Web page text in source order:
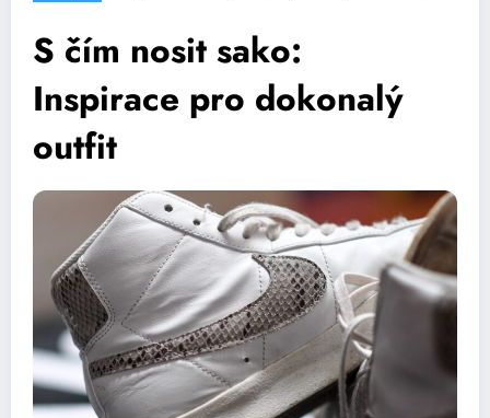
S čím nosit sako:
Inspirace pro dokonalý
outfit